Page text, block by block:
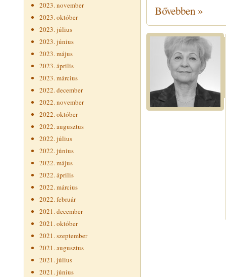
2023. november
2023. október
2023. július
2023. június
2023. május
2023. április
2023. március
2022. december
2022. november
2022. október
2022. augusztus
2022. július
2022. június
2022. május
2022. április
2022. március
2022. február
2021. december
2021. október
2021. szeptember
2021. augusztus
2021. július
2021. június
Bővebben »